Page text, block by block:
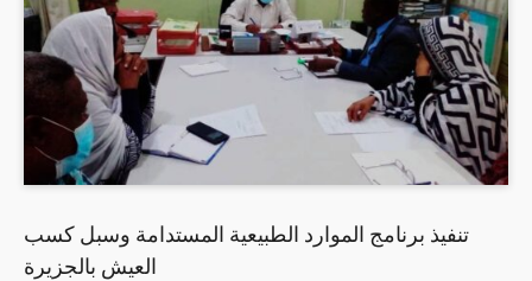
تنفيذ برنامج الموارد الطبيعية المستدامة وسبل كسب
العيش بالجزيرة